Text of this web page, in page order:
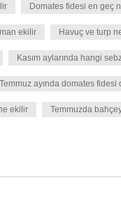
Domates fidesi en geç
ekilir Havuç ve turp
Kasım aylarında hangi
Temmuz ayında domates fidesi
ekilir Temmuzda